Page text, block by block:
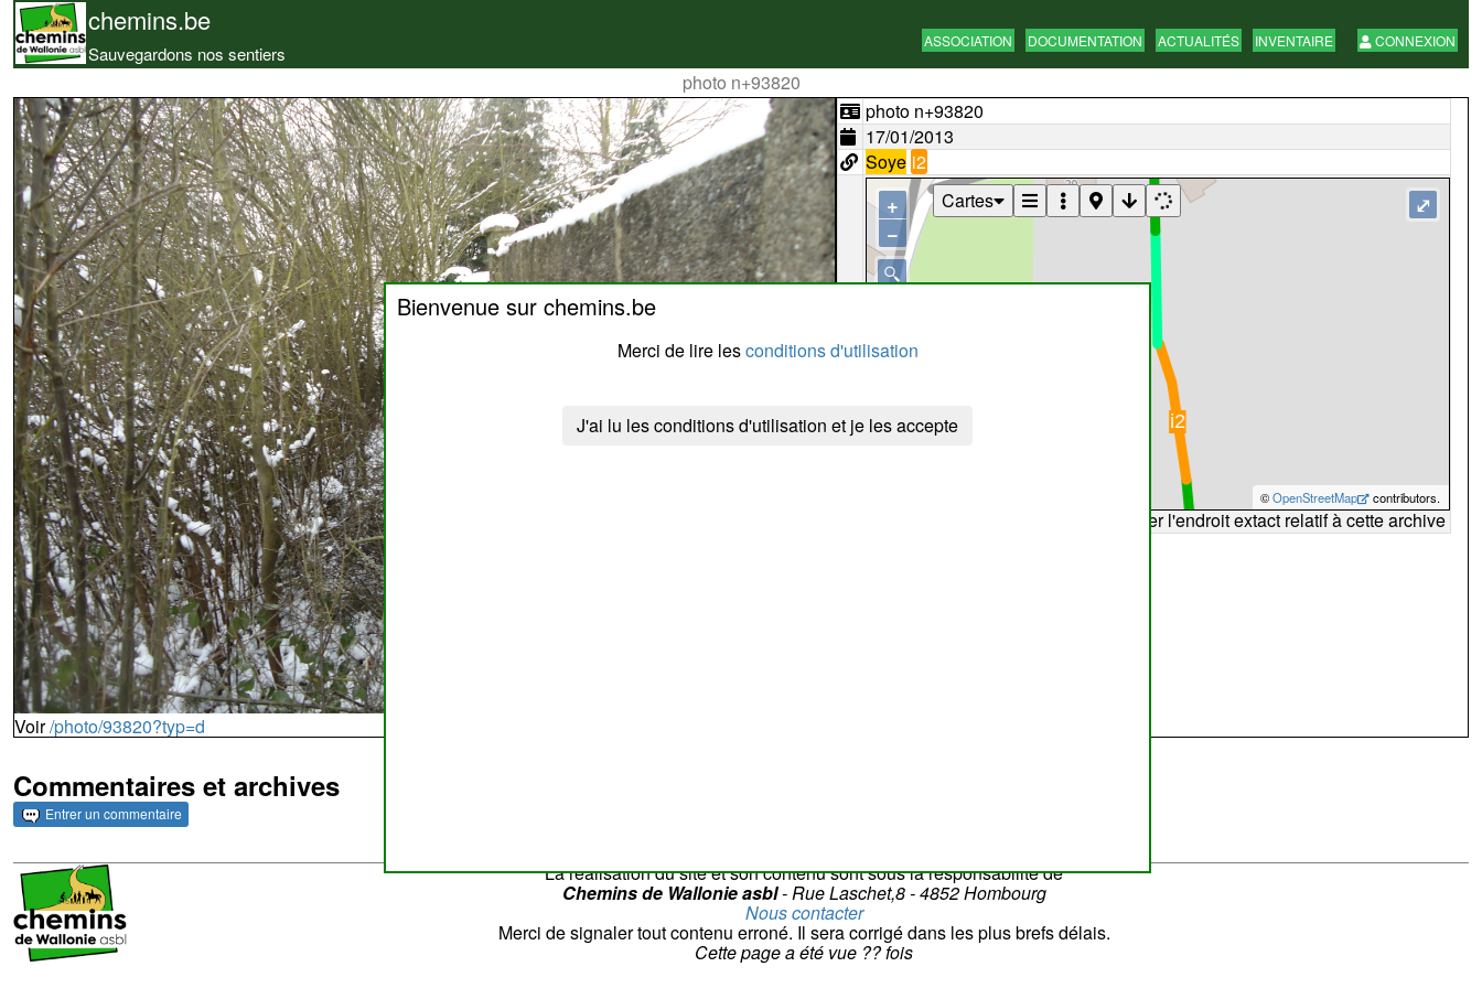
chemins.be
Sauvegardons nos sentiers
ASSOCIATION DOCUMENTATION ACTUALITÉS INVENTAIRE CONNEXION
photo n+93820
Bienvenue sur chemins.be
Merci de lire lesconditions d'utilisation
J'ai lu les conditions d'utilisation et je les accepte
Voir/photo/93820?typ=d
photo n+93820
17/01/2013
Soye i2
©OpenStreetMap contributors.
+
−
⤢
Cartes
: la carte peut ne pas refléter l'endroit extact relatif à cette archive
Commentaires et archives
Entrer un commentaire
La réalisation du site et son contenu sont sous la responsabilité de
Chemins de Wallonie asbl- Rue Laschet,8 - 4852 Hombourg
Nous contacter
Merci de signaler tout contenu erroné. Il sera corrigé dans les plus brefs délais.
Cette page a été vue ??fois